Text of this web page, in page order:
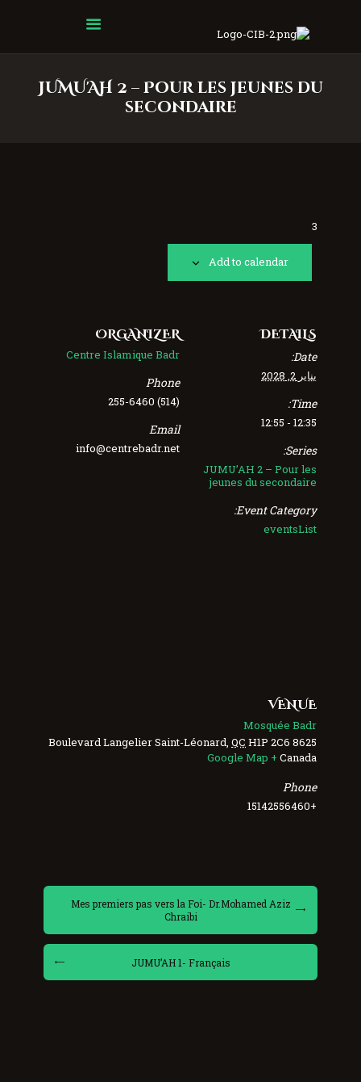
JUMU'AH 2 – Pour les jeunes du
secondaire
Centre Islamique Badr
3
Add to calendar
DETAILS
Date:
يناير 2, 2028
Time:
12:35 - 12:55
Series:
JUMU’AH 2 – Pour les
jeunes du secondaire
Event Category:
eventsList
ORGANIZER
Centre Islamique Badr
Phone
(514) 255-6460
Email
info@centrebadr.net
VENUE
Mosquée Badr
8625 Boulevard Langelier
Saint-Léonard QC H1P 2C6
Canada
+ Google Map
Phone
+15142556460
Mes premiers pas vers la Foi- Dr.Mohamed Aziz
Chraibi
JUMU’AH 1- Français